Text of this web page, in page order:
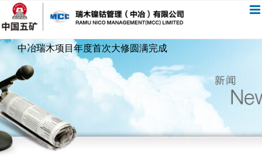
过
内
中冶瑞木项目年度首次大修圆满完成